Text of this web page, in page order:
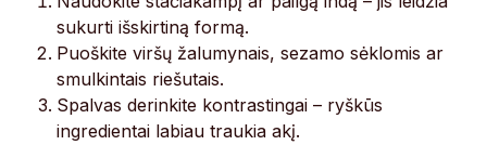
sukurti išskirtiną formą.
Puoškite viršų žalumynais, sezamo sėklomis ar
smulkintais riešutais.
Spalvas derinkite kontrastingai – ryškūs
ingredientai labiau traukia akį.